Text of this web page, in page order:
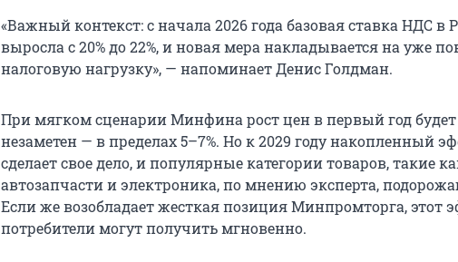
«Важный контекст: с начала 2026 года базовая ставка НДС в
выросла с 20% до 22%, и новая мера накладывается на уже
налоговую нагрузку», — напоминает Денис Голдман.
При мягком сценарии Минфина рост цен в первый год
незаметен — в пределах 5–7%. Но к 2029 году накопленный
сделает свое дело, и популярные категории товаров, такие
автозапчасти и электроника, по мнению эксперта,
Если же возобладает жесткая позиция Минпромторга, этот
потребители могут получить мгновенно.